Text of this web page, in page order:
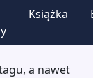
Książka
a nawet